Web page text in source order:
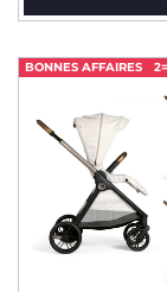
BONNES AFFAIRES